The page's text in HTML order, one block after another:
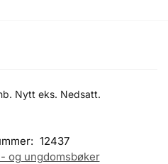
Nytt eks. Nedsatt.
12437
og ungdomsbøker